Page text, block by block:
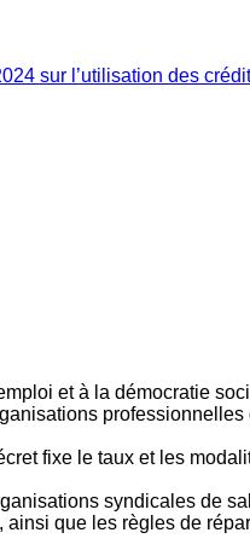
sur l’utilisation des
et à la démocratie
professionnelles
fixe le taux et les
syndicales de
que les règles de